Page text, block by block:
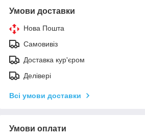
Умови доставки
Нова Пошта
Самовивіз
Доставка кур'єром
Делівері
Всі умови доставки
Умови оплати